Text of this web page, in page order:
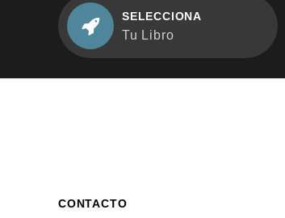
SELECCIONA
Tu Libro
CONTACTO